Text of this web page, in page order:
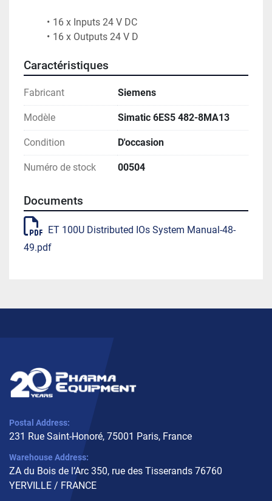
16 x Inputs 24 V DC
16 x Outputs 24 V D
Caractéristiques
Fabricant Siemens
Modèle Simatic 6ES5 482-8MA13
Condition D'occasion
Numéro de stock 00504
Documents
ET 100U Distributed IOs System Manual-48-
49.pdf
Postal Address:
231 Rue Saint-Honoré, 75001 Paris, France
Warehouse Address:
ZA du Bois de l’Arc 350, rue des Tisserands 76760
YERVILLE / FRANCE